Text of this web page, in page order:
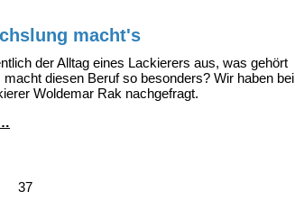
macht's
der Alltag eines Lackierers aus, was gehört
diesen Beruf so besonders? Wir haben bei
Woldemar Rak nachgefragt.
37